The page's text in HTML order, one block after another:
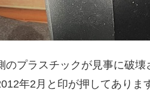
のプラスチックが見事に破
年2月と印が押してありま